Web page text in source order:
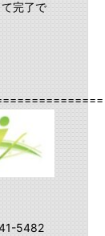
完了で
5482